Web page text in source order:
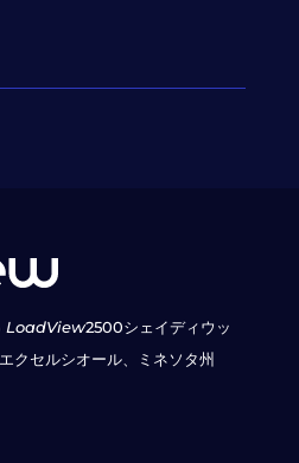
LoadView2500シェイディウッ
エクセルシオール、ミネソタ州